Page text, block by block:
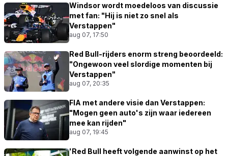
Windsor wordt moedeloos van discussie
met fan: "Hij is niet zo snel als
Verstappen"
aug 07, 17:50
Red Bull-rijders enorm streng beoordeeld:
"Ongewoon veel slordige momenten bij
Verstappen"
aug 07, 20:35
FIA met andere visie dan Verstappen:
"Mogen geen auto's zijn waar iedereen
mee kan rijden"
aug 07, 19:45
'Red Bull heeft volgende aanwinst op het